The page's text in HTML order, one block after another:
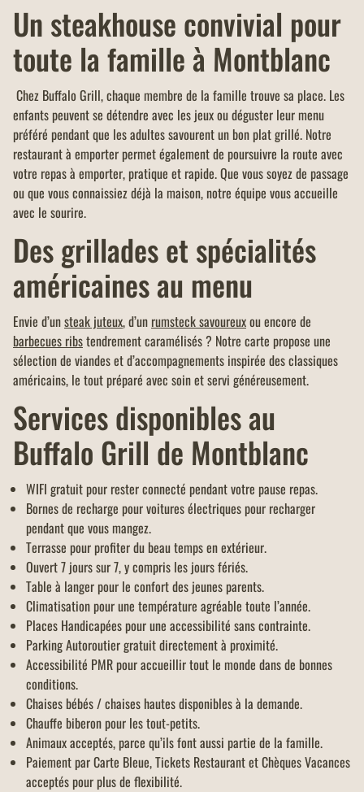
Un steakhouse convivial pour
toute la famille à Montblanc
Chez Buffalo Grill, chaque membre de la famille trouve sa place. Les
enfants peuvent se détendre avec les jeux ou déguster leur menu
préféré pendant que les adultes savourent un bon plat grillé. Notre
restaurant à emporter permet également de poursuivre la route avec
votre repas à emporter, pratique et rapide. Que vous soyez de passage
ou que vous connaissiez déjà la maison, notre équipe vous accueille
avec le sourire.
Des grillades et spécialités
américaines au menu
Envie d’unsteak juteux, d’un rumsteck savoureuxou encore de
barbecues ribstendrement caramélisés ? Notre carte propose une
sélection de viandes et d’accompagnements inspirée des classiques
américains, le tout préparé avec soin et servi généreusement.
Services disponibles au
Buffalo Grill de Montblanc
WIFI gratuit pour rester connecté pendant votre pause repas.
Bornes de recharge pour voitures électriques pour recharger
pendant que vous mangez.
Terrasse pour profiter du beau temps en extérieur.
Ouvert 7 jours sur 7, y compris les jours fériés.
Table à langer pour le confort des jeunes parents.
Climatisation pour une température agréable toute l’année.
Places Handicapées pour une accessibilité sans contrainte.
Parking Autoroutier gratuit directement à proximité.
Accessibilité PMR pour accueillir tout le monde dans de bonnes
conditions.
Chaises bébés / chaises hautes disponibles à la demande.
Chauffe biberon pour les tout-petits.
Animaux acceptés, parce qu’ils font aussi partie de la famille.
Paiement par Carte Bleue, Tickets Restaurant et Chèques Vacances
acceptés pour plus de flexibilité.